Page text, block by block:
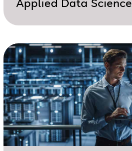
Applied Data Science